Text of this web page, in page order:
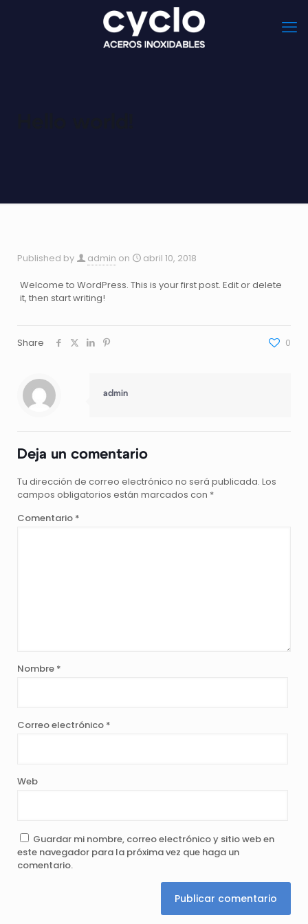
Published by admin on abril 10, 2018
Welcome to WordPress. This is your first post. Edit or delete
it, then start writing!
Share 0
admin
Deja un comentario
Tu dirección de correo electrónico no será publicada. Los
campos obligatorios están marcados con *
Comentario *
Nombre *
Correo electrónico *
Web
Guardar mi nombre, correo electrónico y sitio web en
este navegador para la próxima vez que haga un
comentario.